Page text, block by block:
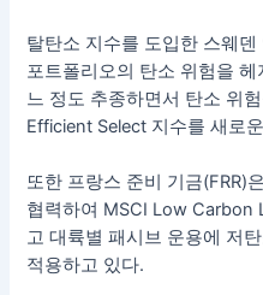
탈탄소 지수를 도입한 스웨
포트폴리오의 탄소 위험을
느 정도 추종하면서 탄소 위
Efficient Select 지수를 새로
또한 프랑스 준비 기금(FRR)
협력하여 MSCI Low Carbon
고 대륙별 패시브 운용에 저
적용하고 있다.